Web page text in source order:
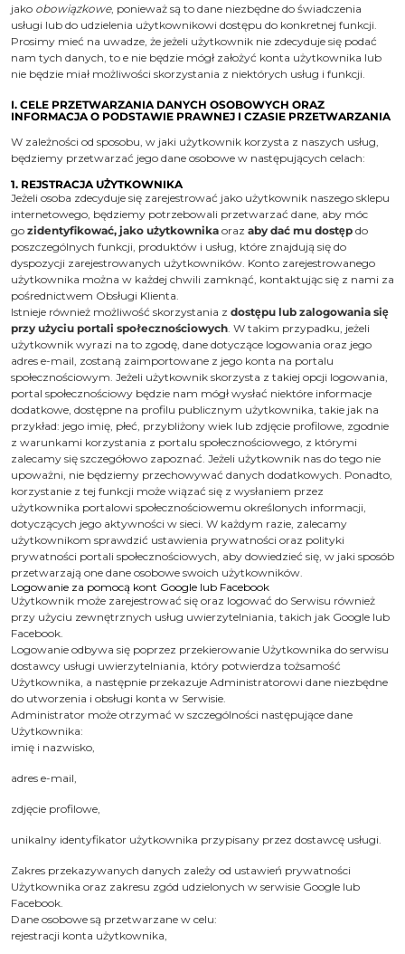
jako obowiązkowe, ponieważ są to dane niezbędne do świadczenia
usługi lub do udzielenia użytkownikowi dostępu do konkretnej funkcji.
Prosimy mieć na uwadze, że jeżeli użytkownik nie zdecyduje się podać
nam tych danych, to e nie będzie mógł założyć konta użytkownika lub
nie będzie miał możliwości skorzystania z niektórych usług i funkcji.
I. CELE PRZETWARZANIA DANYCH OSOBOWYCH ORAZ
INFORMACJA O PODSTAWIE PRAWNEJ I CZASIE PRZETWARZANIA
W zależności od sposobu, w jaki użytkownik korzysta z naszych usług,
będziemy przetwarzać jego dane osobowe w następujących celach:
1. REJSTRACJA UŻYTKOWNIKA
Jeżeli osoba zdecyduje się zarejestrować jako użytkownik naszego sklepu
internetowego, będziemy potrzebowali przetwarzać dane, aby móc
go zidentyfikować, jako użytkownika oraz aby dać mu dostęp do
poszczególnych funkcji, produktów i usług, które znajdują się do
dyspozycji zarejestrowanych użytkowników. Konto zarejestrowanego
użytkownika można w każdej chwili zamknąć, kontaktując się z nami za
pośrednictwem Obsługi Klienta.
Istnieje również możliwość skorzystania z dostępu lub zalogowania się
przy użyciu portali społecznościowych . W takim przypadku, jeżeli
użytkownik wyrazi na to zgodę, dane dotyczące logowania oraz jego
adres e-mail, zostaną zaimportowane z jego konta na portalu
społecznościowym. Jeżeli użytkownik skorzysta z takiej opcji logowania,
portal społecznościowy będzie nam mógł wysłać niektóre informacje
dodatkowe, dostępne na profilu publicznym użytkownika, takie jak na
przykład: jego imię, płeć, przybliżony wiek lub zdjęcie profilowe, zgodnie
z warunkami korzystania z portalu społecznościowego, z którymi
zalecamy się szczegółowo zapoznać. Jeżeli użytkownik nas do tego nie
upoważni, nie będziemy przechowywać danych dodatkowych. Ponadto,
korzystanie z tej funkcji może wiązać się z wysłaniem przez
użytkownika portalowi społecznościowemu określonych informacji,
dotyczących jego aktywności w sieci. W każdym razie, zalecamy
użytkownikom sprawdzić ustawienia prywatności oraz polityki
prywatności portali społecznościowych, aby dowiedzieć się, w jaki sposób
przetwarzają one dane osobowe swoich użytkowników.
Logowanie za pomocą kont Google lub Facebook
Użytkownik może zarejestrować się oraz logować do Serwisu również
przy użyciu zewnętrznych usług uwierzytelniania, takich jak Google lub
Facebook.
Logowanie odbywa się poprzez przekierowanie Użytkownika do serwisu
dostawcy usługi uwierzytelniania, który potwierdza tożsamość
Użytkownika, a następnie przekazuje Administratorowi dane niezbędne
do utworzenia i obsługi konta w Serwisie.
Administrator może otrzymać w szczególności następujące dane
Użytkownika:
imię i nazwisko,
adres e-mail,
zdjęcie profilowe,
unikalny identyfikator użytkownika przypisany przez dostawcę usługi.
Zakres przekazywanych danych zależy od ustawień prywatności
Użytkownika oraz zakresu zgód udzielonych w serwisie Google lub
Facebook.
Dane osobowe są przetwarzane w celu:
rejestracji konta użytkownika,